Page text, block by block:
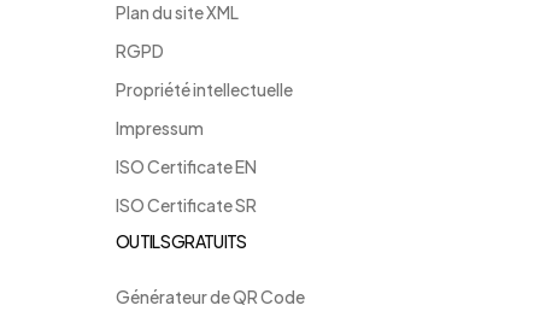
Plan du site XML
RGPD
Propriété intellectuelle
Impressum
ISO Certificate EN
ISO Certificate SR
OUTILS GRATUITS
Générateur de QR Code